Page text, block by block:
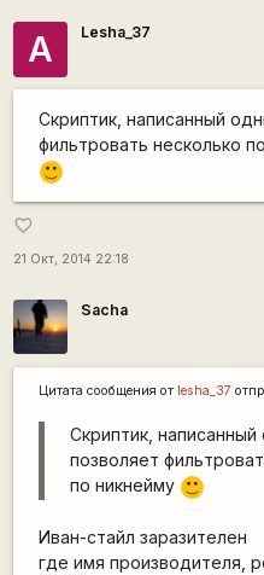
А Lesha_37
Скриптик, написанный
фильтровать несколько
:)
favorite_border
21 Окт, 2014 22:18
Sacha
Цитата сообщения от lesha_37
Скриптик,
позволяет
по никнейму :)
Иван-стайл заразителен
где имя производителя,